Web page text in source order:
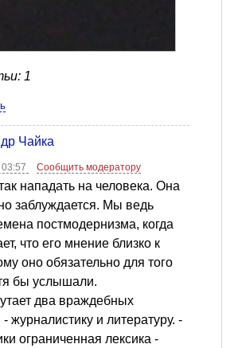
1
Чайка
Сообщить модератору
нападать на человека. Она
заблуждается. Мы ведь
постмодернизма, когда
что его мнение близко к
оно обязательно для того
бы услышали.
два враждебных
журналистику и литературу. -
ограниченная лексика -